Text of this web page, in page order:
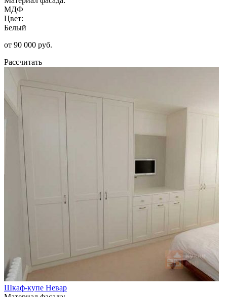
МДФ
Цвет:
Белый
от 90 000 руб.
Рассчитать
Шкаф-купе Невар